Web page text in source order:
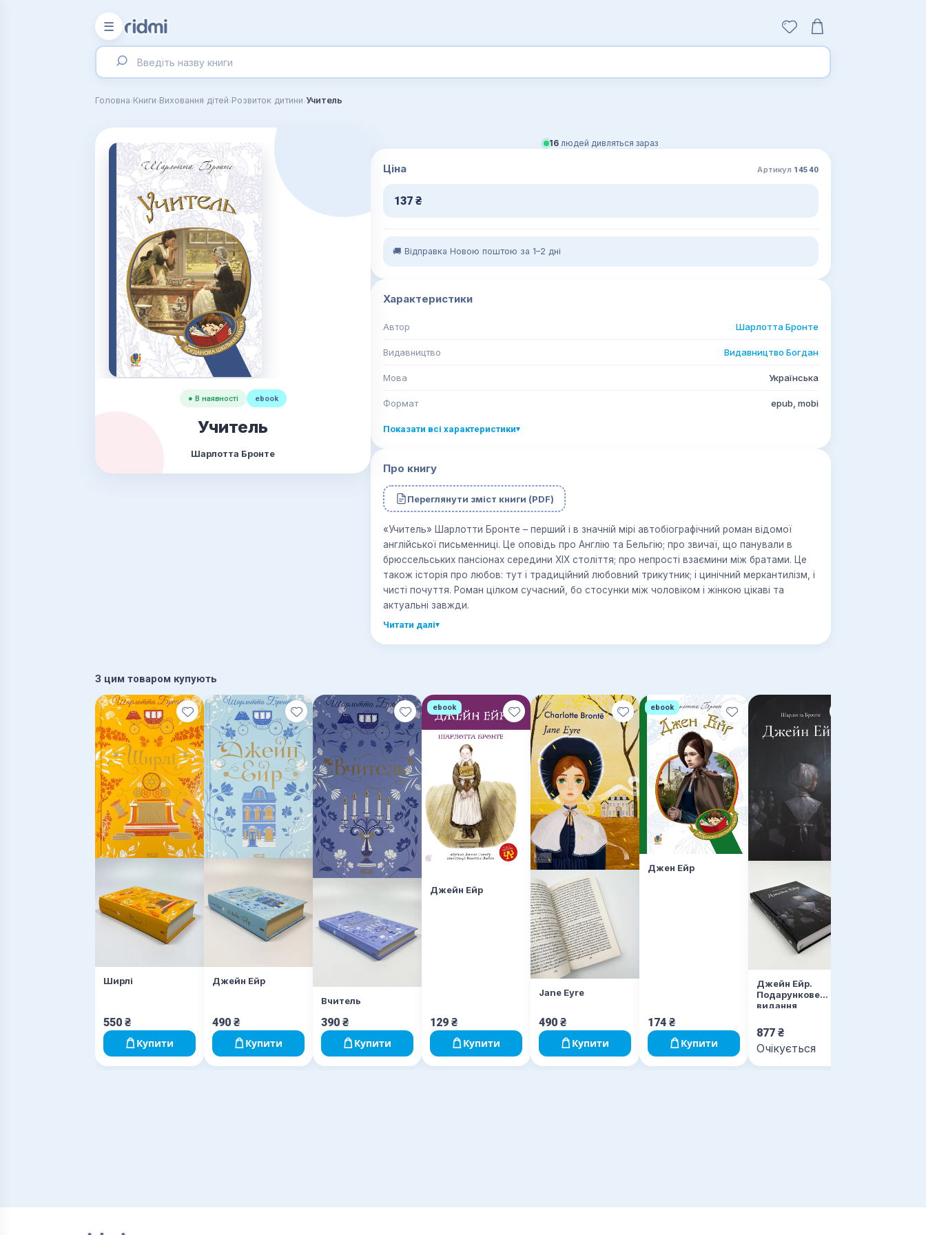
☰
Головна›Книги›Виховання дітей›Розвиток дитини›Учитель
● В наявності ebook
Учитель
Шарлотта Бронте
16 людей дивляться зараз
Ціна Артикул 14540
137 ₴
🚚 Відправка Новою поштою за 1–2 дні
Характеристики
Автор Шарлотта Бронте
Видавництво Видавництво Богдан
Мова Українська
Формат epub, mobi
Показати всі характеристики▾
Про книгу
Переглянути зміст книги (PDF)
«Учитель» Шарлотти Бронте – перший і в значній мірі автобіографічний роман відомої
англійської письменниці. Це оповідь про Англію та Бельгію; про звичаї, що панували в
брюссельських пансіонах середини ХІХ століття; про непрості взаємини між братами. Це
також історія про любов: тут і традиційний любовний трикутник; і цинічний меркантилізм, і
чисті почуття. Роман цілком сучасний, бо стосунки між чоловіком і жінкою цікаві та
актуальні завжди.
Читати далі▾
З цим товаром купують
Ширлі
550 ₴
Купити
Джейн Ейр
490 ₴
Купити
Вчитель
390 ₴
Купити
ebook
Джейн Ейр
129 ₴
Купити
Jane Eyre
490 ₴
Купити
ebook
Джен Ейр
174 ₴
Купити
Джейн Ейр.
Подарункове
видання
877 ₴
Очікується